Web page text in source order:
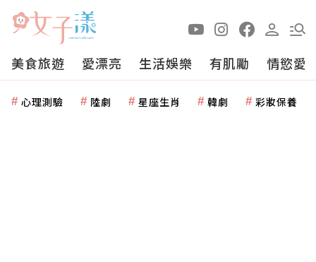
美食旅遊 愛漂亮 生活娛樂 有肌勵 情慾愛
心理測驗 陸劇 星座生肖 韓劇 彩妝保養